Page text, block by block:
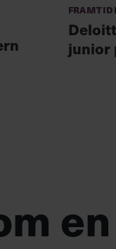
junior